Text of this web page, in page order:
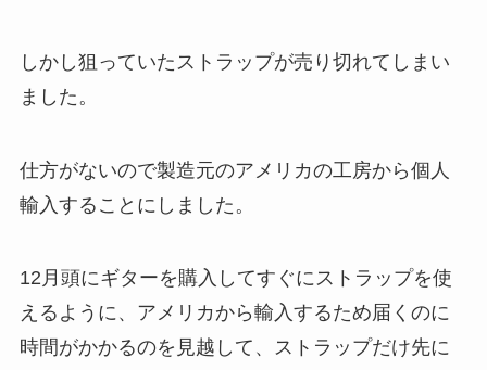
しかし狙っていたストラップが売り切れてしまい
ました。
仕方がないので製造元のアメリカの工房から個人
輸入することにしました。
12月頭にギターを購入してすぐにストラップを使
えるように、アメリカから輸入するため届くのに
時間がかかるのを見越して、ストラップだけ先に